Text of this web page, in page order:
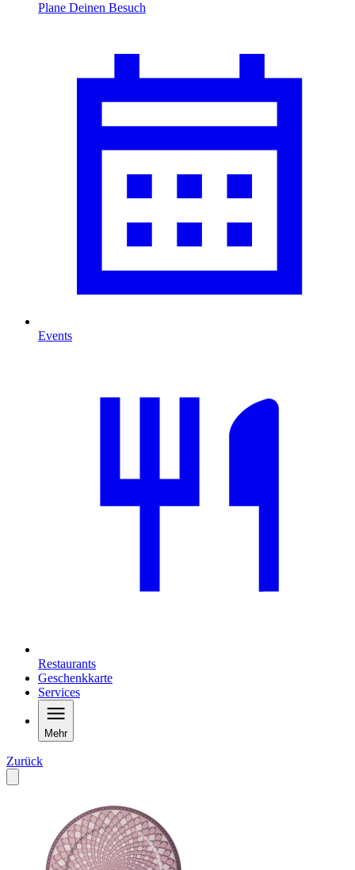
Plane Deinen Besuch
Events
Restaurants
Geschenkkarte
Services
Mehr
Zurück